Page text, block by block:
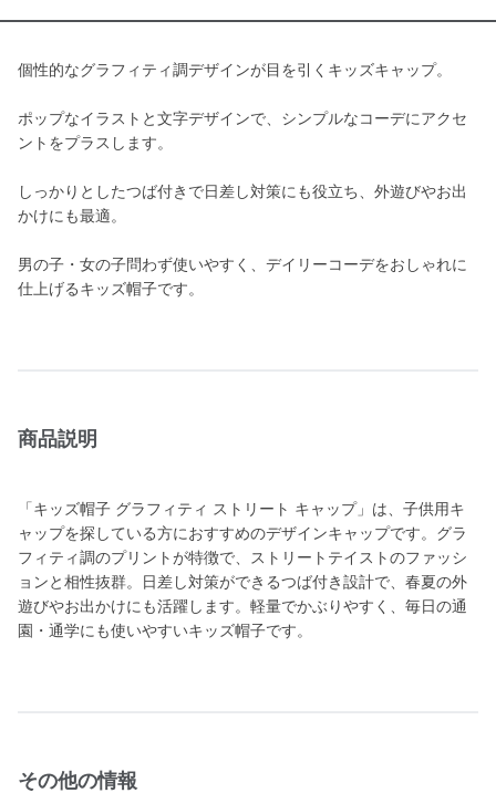
個性的なグラフィティ調デザインが目を引くキッズキャップ。
ポップなイラストと文字デザインで、シンプルなコーデにアクセ
ントをプラスします。
しっかりとしたつば付きで日差し対策にも役立ち、外遊びやお出
かけにも最適。
男の子・女の子問わず使いやすく、デイリーコーデをおしゃれに
仕上げるキッズ帽子です。
商品説明
「キッズ帽子 グラフィティ ストリート キャップ」は、子供用キ
ャップを探している方におすすめのデザインキャップです。グラ
フィティ調のプリントが特徴で、ストリートテイストのファッシ
ョンと相性抜群。日差し対策ができるつば付き設計で、春夏の外
遊びやお出かけにも活躍します。軽量でかぶりやすく、毎日の通
園・通学にも使いやすいキッズ帽子です。
その他の情報